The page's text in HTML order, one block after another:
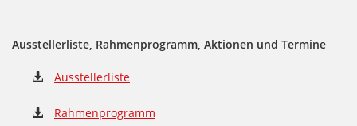
Ausstellerliste, Rahmenprogramm, Aktionen und Termine
Ausstellerliste
Rahmenprogramm